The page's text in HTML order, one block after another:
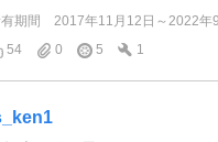
期間
2017年11月12日～2022年
54
0 5 1